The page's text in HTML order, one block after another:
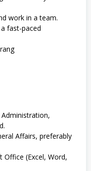
work in a team.
fast-paced
Administration,
Affairs, preferably
(Excel, Word,